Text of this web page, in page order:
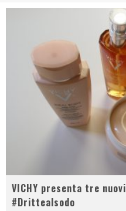
VICHY presenta tre
#Drittealsodo